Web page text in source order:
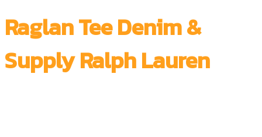
Raglan Tee Denim &
Supply Ralph Lauren